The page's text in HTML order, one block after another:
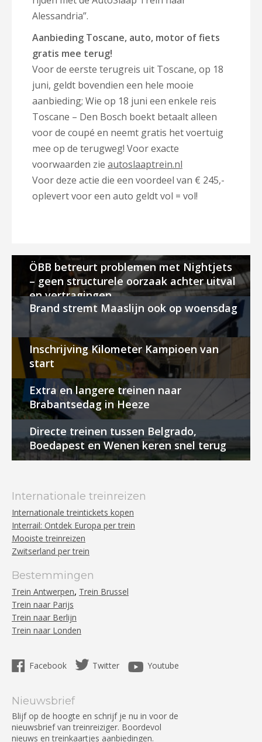
Alessandria”.
Aanbieding Toscane, auto, motor of fiets
gratis mee terug!
Voor de eerste terugreis uit Toscane, op 18
juni, geldt bovendien een hele mooie
aanbieding; Wie op 18 juni een enkele reis
Toscane – Den Bosch boekt betaalt alleen
voor de coupé en neemt gratis het voertuig
mee op de terugweg! Voor exacte
voorwaarden zie autoslaaptrein.nl
Voor deze actie die een voordeel van € 245,-
oplevert voor een auto geldt vol = vol!
ÖBB betreurt problemen met Nightjets
– geen structurele oorzaak achter uitval
en vertragingen
Brand stremt Maaslijn ook op woensdag
Inschrijving Kilometer Kampioen van
start
Extra en langere treinen naar
Brabantsedag in Heeze
Directe treinen tussen Belgrado,
Boedapest en Wenen keren snel terug
Internationale treinreizen
Internationale treintickets kopen
Interrail: Ontdek Europa per trein
Mooiste treinreizen
Zwitserland per trein
Bestemmingen
Trein Antwerpen, Trein Brussel
Trein naar Parijs
Trein naar Berlijn
Trein naar Londen
Facebook Twitter Youtube
Nieuwsbrief
Blijf op de hoogte en schrijf je nu in voor de
nieuwsbrief van treinreiziger. Boordevol
nieuws en treinkaartjes aanbiedingen.